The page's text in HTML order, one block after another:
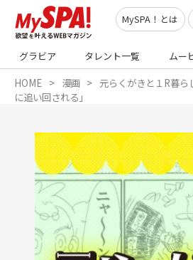
MySPA！とは
グラビア タレント一覧 ムー
HOME 漫画
元らくがきと１R暮ら
に追い回される」